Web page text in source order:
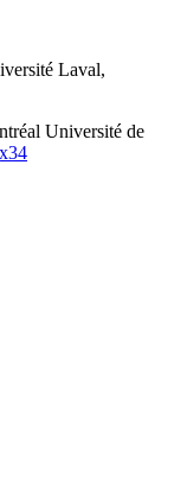
Laval,
Université de